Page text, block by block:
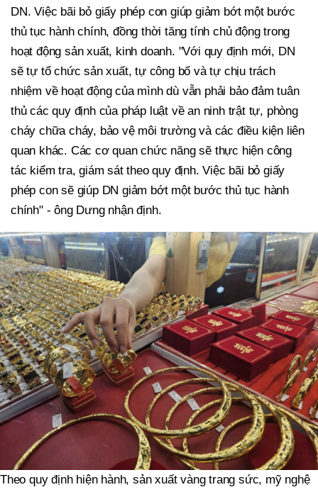
DN. Việc bãi bỏ giấy phép con giúp giảm bớt một bước
thủ tục hành chính, đồng thời tăng tính chủ động trong
hoạt động sản xuất, kinh doanh. "Với quy định mới, DN
sẽ tự tổ chức sản xuất, tự công bố và tự chịu trách
nhiệm về hoạt động của mình dù vẫn phải bảo đảm tuân
thủ các quy định của pháp luật về an ninh trật tự, phòng
cháy chữa cháy, bảo vệ môi trường và các điều kiện liên
quan khác. Các cơ quan chức năng sẽ thực hiện công
tác kiểm tra, giám sát theo quy định. Việc bãi bỏ giấy
phép con sẽ giúp DN giảm bớt một bước thủ tục hành
chính" - ông Dưng nhận định.
Theo quy định hiện hành, sản xuất vàng trang sức, mỹ nghệ